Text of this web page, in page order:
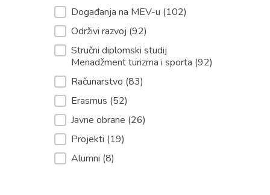
Događanja na MEV-u (102)
Održivi razvoj (92)
Stručni diplomski studij
Menadžment turizma i sporta (92)
Računarstvo (83)
Erasmus (52)
Javne obrane (26)
Projekti (19)
Alumni (8)